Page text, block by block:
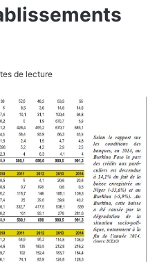
de lecture